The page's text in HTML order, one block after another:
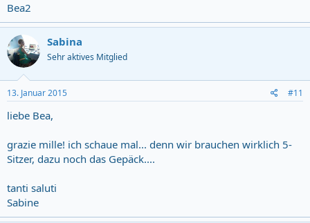
Bea2
Sabina
Sehr aktives Mitglied
13. Januar 2015 #11
liebe Bea,
grazie mille! ich schaue mal... denn wir brauchen wirklich 5-
Sitzer, dazu noch das Gepäck....
tanti saluti
Sabine